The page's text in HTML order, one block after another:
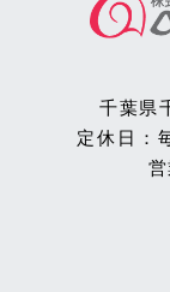
千葉県
定休日：